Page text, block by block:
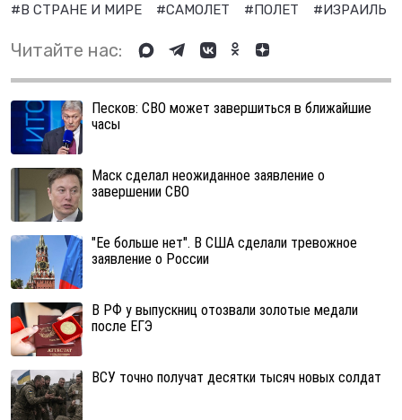
#В СТРАНЕ И МИРЕ #САМОЛЕТ #ПОЛЕТ #ИЗРАИЛЬ
Читайте нас:
Песков: СВО может завершиться в ближайшие
часы
Маск сделал неожиданное заявление о
завершении СВО
"Ее больше нет". В США сделали тревожное
заявление о России
В РФ у выпускниц отозвали золотые медали
после ЕГЭ
ВСУ точно получат десятки тысяч новых солдат